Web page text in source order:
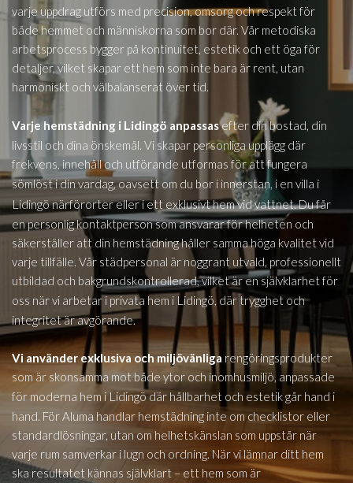
varje uppdrag utförs med precision, omsorg och respekt för
både hemmet och människorna som bor där. Vår metodiska
arbetsprocess bygger på kontinuitet, estetik och ett öga för
detaljer, vilket skapar ett hem som inte bara är rent, utan
harmoniskt och välbalanserat över tid.
Varje hemstädning i Lidingö anpassasefter din bostad, din
livsstil och dina önskemål. Vi skapar personliga upplägg där
frekvens, innehåll och utförande utformas för att fungera
sömlöst i din vardag, oavsett om du bor i innerstan, i en villa i
Lidingönärförorter eller i ett exklusivt hem vid vattnet. Du får
en personlig kontaktperson som ansvarar för helheten och
säkerställer att din hemstädning håller samma höga kvalitet vid
varje tillfälle. Vår städpersonal är noggrant utvald, professionellt
utbildad och bakgrundskontrollerad, vilket är en självklarhet för
oss när vi arbetar i privata hem i Lidingö, där trygghet och
integritet är avgörande.
Vi använder exklusiva och miljövänliga rengöringsprodukter
som är skonsamma mot både ytor och inomhusmiljö, anpassade
för moderna hem i Lidingödär hållbarhet och estetik går hand i
hand. För Aluma handlar hemstädning inte om checklistor eller
standardlösningar, utan om helhetskänslan som uppstår när
varje rum samverkar i lugn och ordning. När vi lämnar ditt hem
ska resultatet kännas självklart – ett hem som är